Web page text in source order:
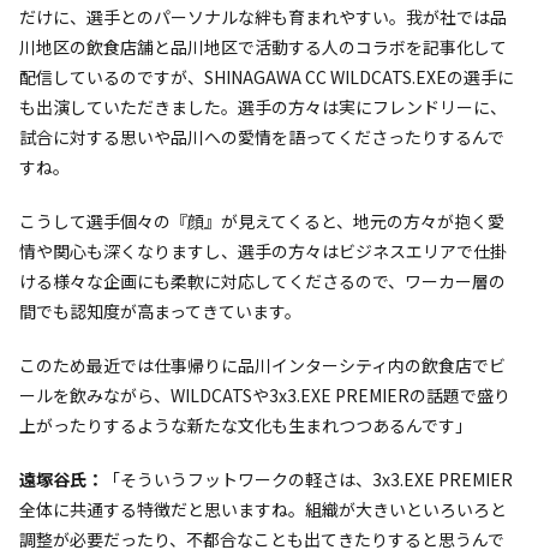
だけに、選手とのパーソナルな絆も育まれやすい。我が社では品
川地区の飲食店舗と品川地区で活動する人のコラボを記事化して
配信しているのですが、SHINAGAWA CC WILDCATS.EXEの選手に
も出演していただきました。選手の方々は実にフレンドリーに、
試合に対する思いや品川への愛情を語ってくださったりするんで
すね。
こうして選手個々の『顔』が見えてくると、地元の方々が抱く愛
情や関心も深くなりますし、選手の方々はビジネスエリアで仕掛
ける様々な企画にも柔軟に対応してくださるので、ワーカー層の
間でも認知度が高まってきています。
このため最近では仕事帰りに品川インターシティ内の飲食店でビ
ールを飲みながら、WILDCATSや3x3.EXE PREMIERの話題で盛り
上がったりするような新たな文化も生まれつつあるんです」
遠塚谷氏：
「そういうフットワークの軽さは、3x3.EXE PREMIER
全体に共通する特徴だと思いますね。組織が大きいといろいろと
調整が必要だったり、不都合なことも出てきたりすると思うんで